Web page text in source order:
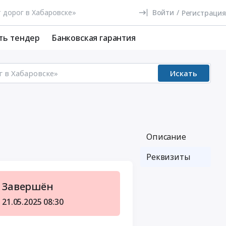
Войти / Регистрация
тендер Банковская гарантия
Искать
Завершён
21.05.2025 08:30
Описание
Реквизиты